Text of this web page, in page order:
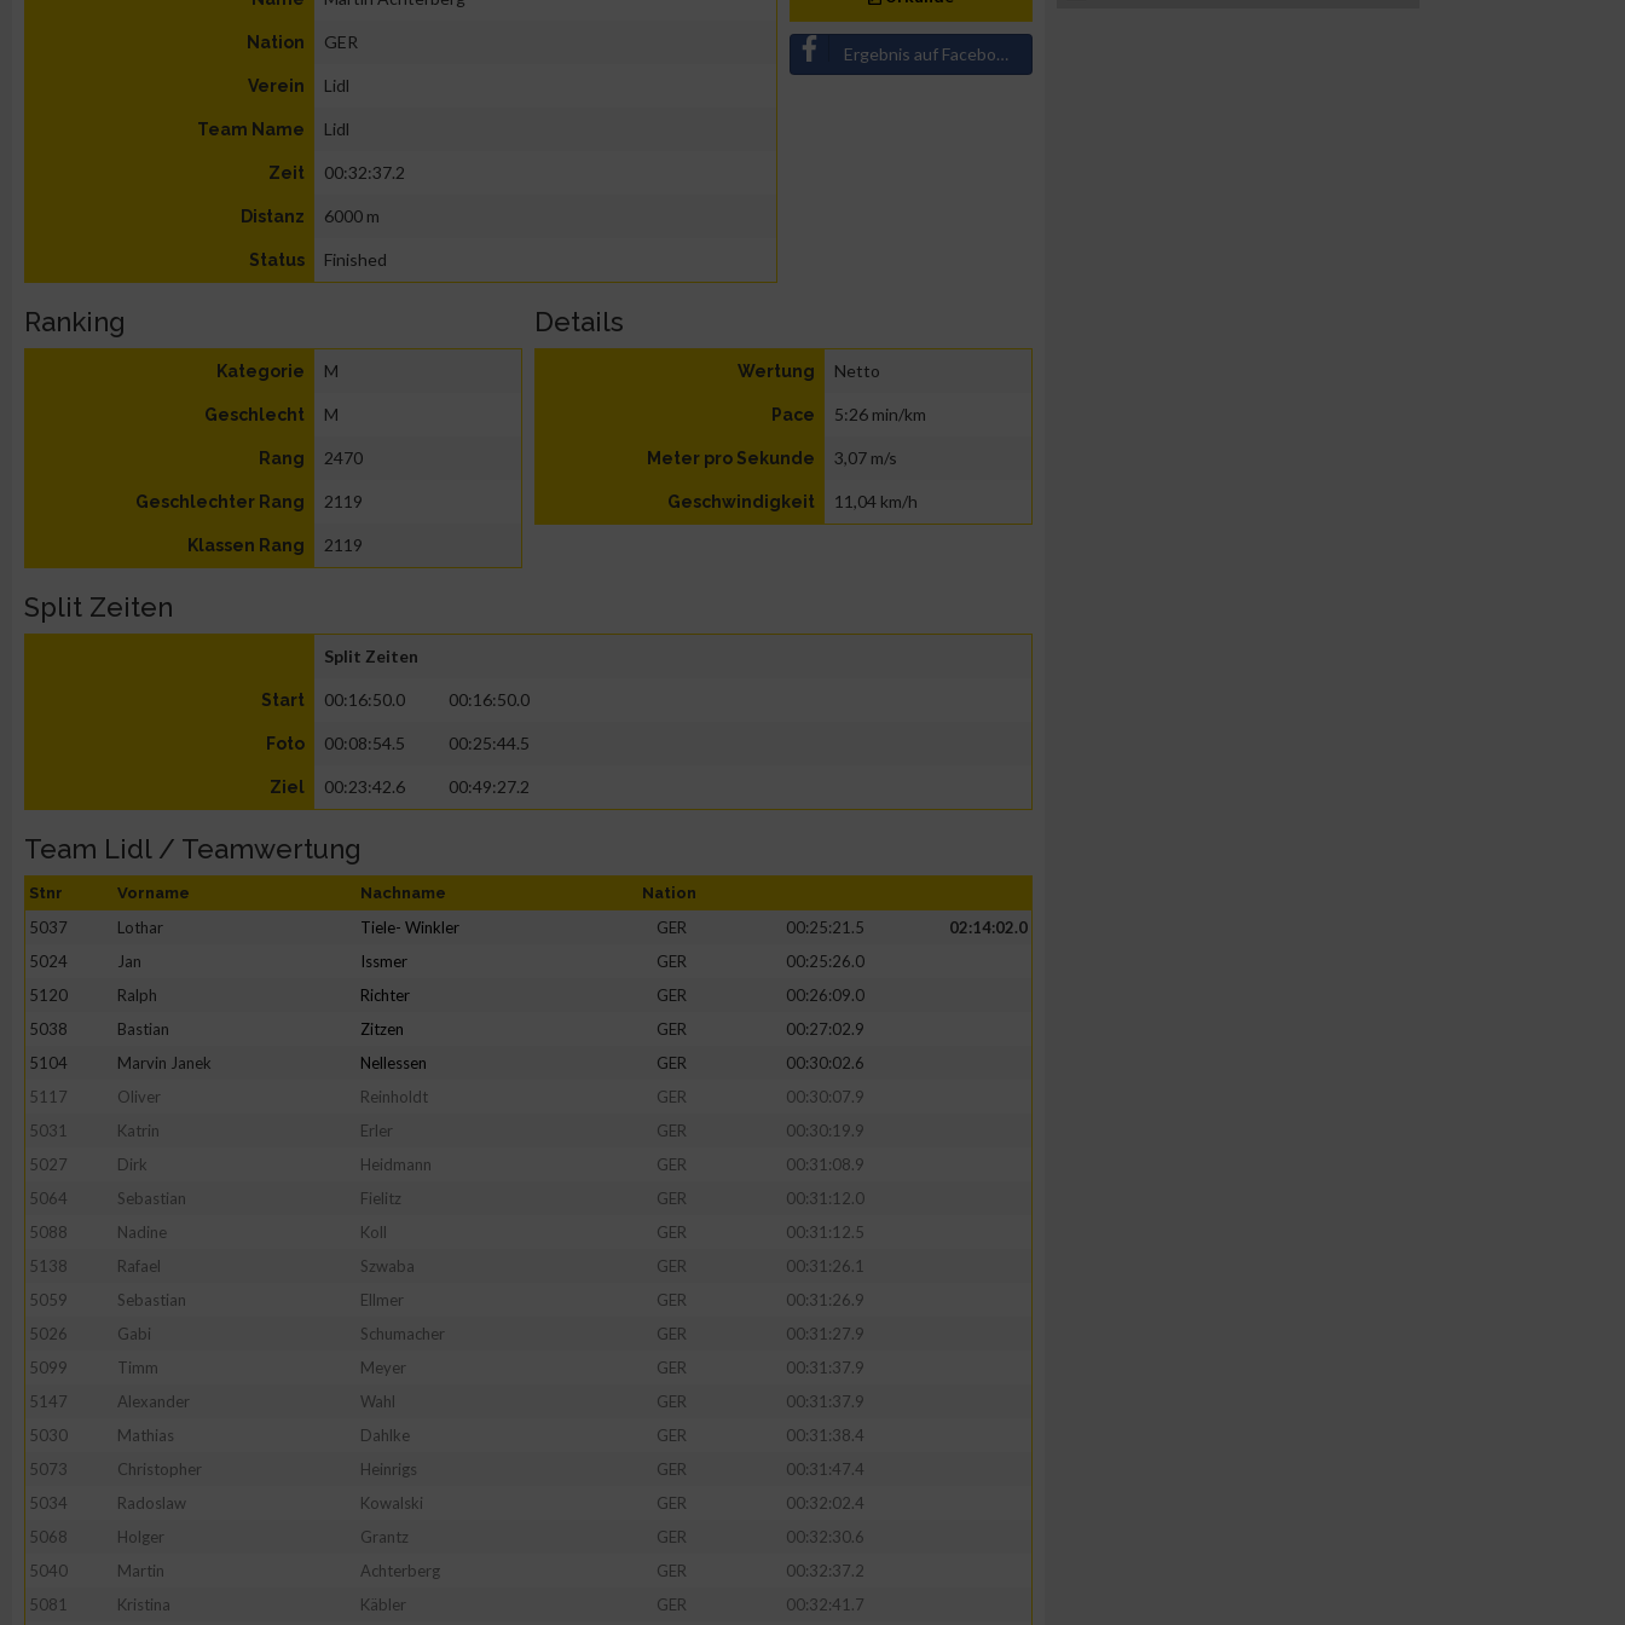
Nation GER
Verein Lidl
Team Name Lidl
Zeit 00:32:37.2
Distanz 6000 m
Status Finished
Ergebnis auf Facebook teilen
Ranking
Kategorie M
Geschlecht M
Rang 2470
Geschlechter Rang 2119
Klassen Rang 2119
Details
Wertung Netto
Pace 5:26 min/km
Meter pro Sekunde 3,07 m/s
Geschwindigkeit 11,04 km/h
Split Zeiten
Split Zeiten
Start 00:16:50.0 00:16:50.0
Foto 00:08:54.5 00:25:44.5
Ziel 00:23:42.6 00:49:27.2
Team Lidl / Teamwertung
Stnr Vorname Nachname Nation
5037 Lothar Tiele- Winkler GER 00:25:21.5
02:14:02.0
5024
Jan Issmer GER
00:25:26.0
5120
Ralph Richter GER
00:26:09.0
5038
Bastian Zitzen GER
00:27:02.9
5104
Marvin Janek Nellessen GER
00:30:02.6
5117
Oliver Reinholdt GER
00:30:07.9
5031
Katrin Erler GER
00:30:19.9
5027
Dirk Heidmann GER
00:31:08.9
5064
Sebastian Fielitz GER
00:31:12.0
5088
Nadine Koll GER
00:31:12.5
5138
Rafael Szwaba GER
00:31:26.1
5059
Sebastian Ellmer GER
00:31:26.9
5026
Gabi Schumacher GER
00:31:27.9
5099
Timm Meyer GER
00:31:37.9
5147
Alexander Wahl GER
00:31:37.9
5030
Mathias Dahlke GER
00:31:38.4
5073
Christopher Heinrigs GER
00:31:47.4
5034
Radoslaw Kowalski GER
00:32:02.4
5068
Holger Grantz GER
00:32:30.6
5040
Martin Achterberg GER
00:32:37.2
5081
Kristina Käbler GER
00:32:41.7